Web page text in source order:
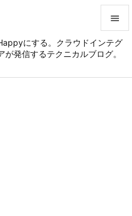
にする。クラウドインテグ
発信するテクニカルブログ。


メニュ